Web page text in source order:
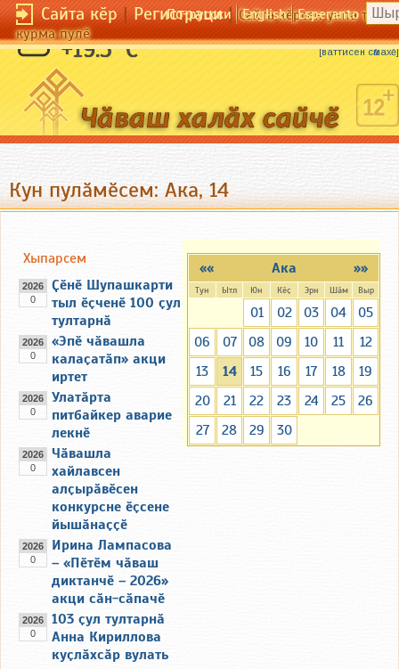
Сайта кӗр|Регистраци|Сайта кӗрсен унпа
курма пулӗ
По-русски English Esperanto
+19.5 °C Тӗпсӗр ҫынна тӗмен ҫитмен.
[ваттисен сӑмахӗ]
Кун пулӑмӗсем: Ака, 14
»»
«« Ака
Тун Ытл Юн Кӗҫ Эрн Шӑм Выр
01 02 03 04
05
06
07 08 09 10 11
12
13
14 15 16 17 18
19
20
21 22 23 24 25
26
27
28 29 30
Хыпарсем
2026
0
Ҫӗнӗ Шупашкарти
тыл ӗҫченӗ 100 ҫул
тултарнӑ
2026
0
«Эпӗ чӑвашла
калаҫатӑп» акци
иртет
2026
0
Улатӑрта
питбайкер аварие
лекнӗ
2026
0
Чӑвашла
хайлавсен
алҫырӑвӗсен
конкурсне ӗҫсене
йышӑнаҫҫӗ
2026
0
Ирина Лампасова
– «Пӗтӗм чӑваш
диктанчӗ – 2026»
акци сӑн-сӑпачӗ
2026
0
103 ҫул тултарнӑ
Анна Кириллова
куҫлӑхсӑр вулать